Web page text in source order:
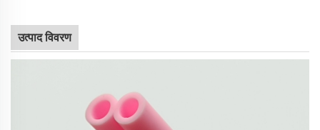
उत्पाद विवरण